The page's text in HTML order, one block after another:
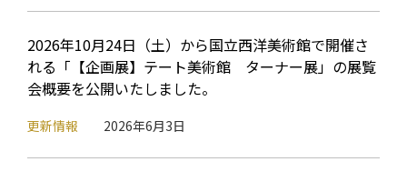
2026年10月24日（土）から国立西洋美術館で開催さ
れる「【企画展】テート美術館 ターナー展」の展覧
会概要を公開いたしました。
更新情報 2026年6月3日